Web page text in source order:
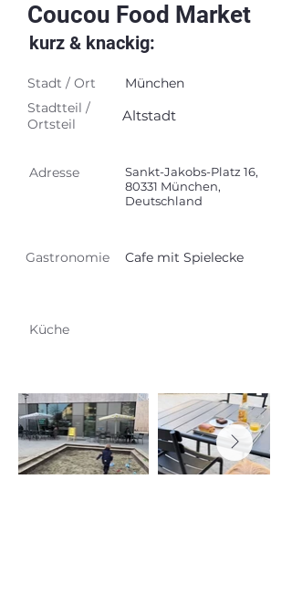
Coucou Food Market
kurz & knackig:
Stadt / Ort
München
Stadtteil /
Ortsteil
Altstadt
Adresse
Sankt-Jakobs-Platz 16,
80331 München,
Deutschland
Gastronomie Cafe mit Spielecke
Küche